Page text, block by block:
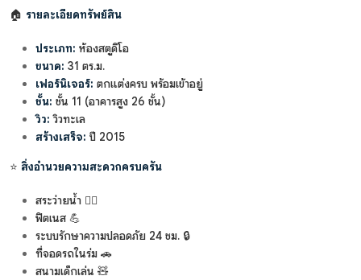
🏠 รายละเอียดทรัพย์สิน
ประเภท: ห้องสตูดิโอ
ขนาด: 31 ตร.ม.
เฟอร์นิเจอร์: ตกแต่งครบ พร้อมเข้าอยู่
ชั้น: ชั้น 11 (อาคารสูง 26 ชั้น)
วิว: วิวทะเล
สร้างเสร็จ: ปี 2015
⭐ สิ่งอำนวยความสะดวกครบครัน
สระว่ายน้ำ 🏊‍♂️
ฟิตเนส 💪
ระบบรักษาความปลอดภัย 24 ชม. 🔒
ที่จอดรถในร่ม 🚗
สนามเด็กเล่น 🧸